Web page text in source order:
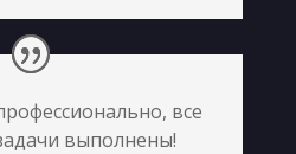
все
выполнены!